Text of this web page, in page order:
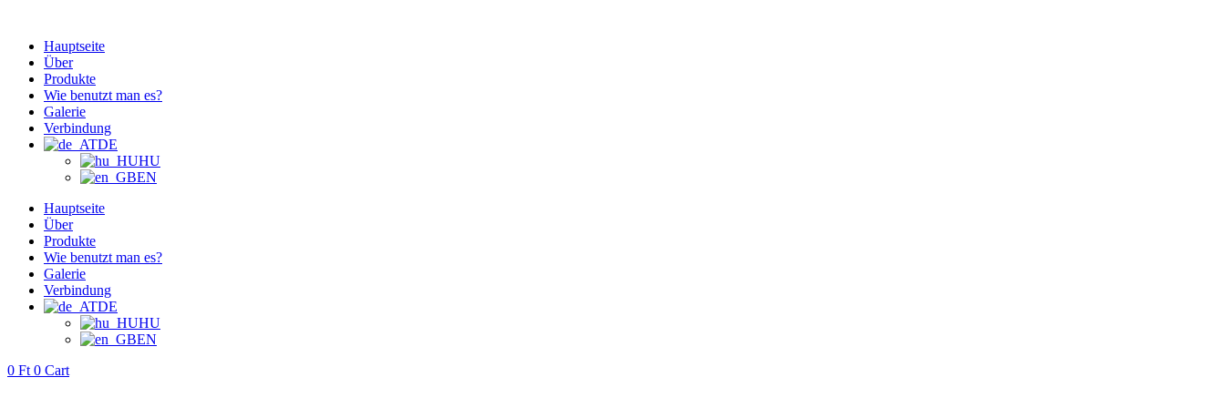
springenHauptseite
Über
Produkte
Wie benutzt man es?
Galerie
Verbindung
DE
HU
EN
Hauptseite
Über
Produkte
Wie benutzt man es?
Galerie
Verbindung
DE
HU
EN
0 Ft 0 Cart